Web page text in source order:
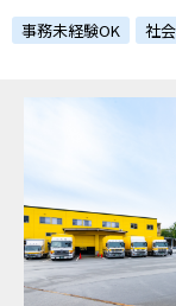
事務未経験OK 社
障害のある新卒学
求人検索・スカウ
スカウトを受ける
就労移行支援サー
お問い合わせ・よくあ
お問い合わせ